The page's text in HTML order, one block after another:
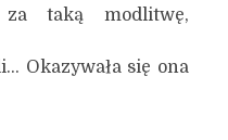
za taką modlitwę,
Okazywała się ona